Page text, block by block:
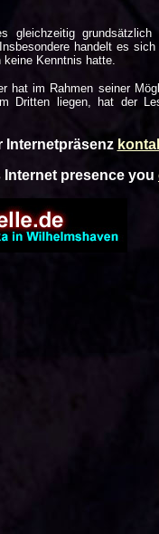
grundsätzlich
handelt es
keine Kenntnis hatte.
hat im Rahmen seiner
Dritten liegen, hat der
Internetpräsenz
presence you